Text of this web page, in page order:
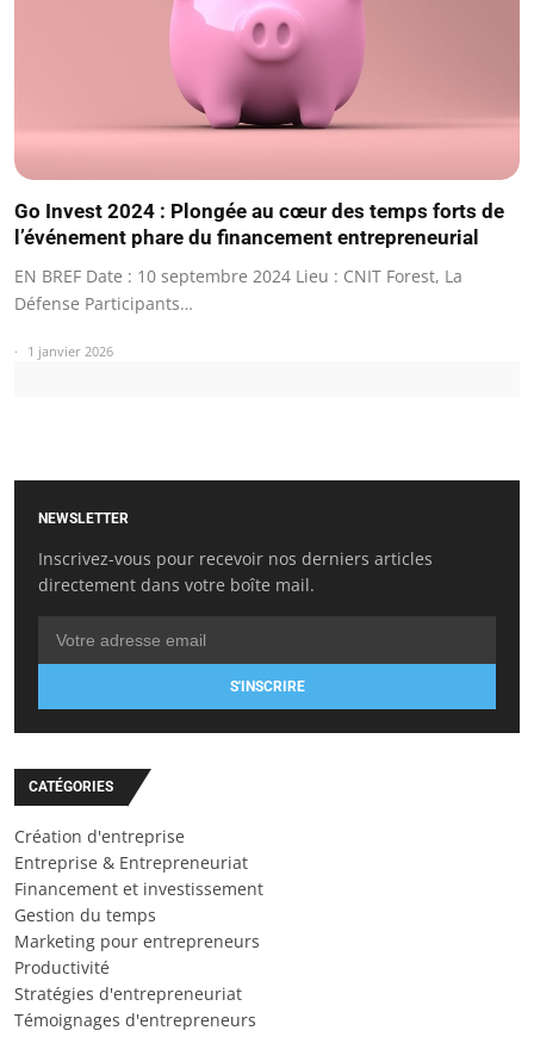
Go Invest 2024 : Plongée au cœur des temps forts de
l’événement phare du financement entrepreneurial
EN BREF Date : 10 septembre 2024 Lieu : CNIT Forest, La
Défense Participants…
1 janvier 2026
NEWSLETTER
Inscrivez-vous pour recevoir nos derniers articles
directement dans votre boîte mail.
S'INSCRIRE
CATÉGORIES
Création d'entreprise
Entreprise & Entrepreneuriat
Financement et investissement
Gestion du temps
Marketing pour entrepreneurs
Productivité
Stratégies d'entrepreneuriat
Témoignages d'entrepreneurs